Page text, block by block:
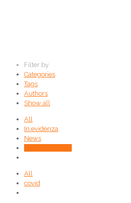
Filter by
Categories
Tags
Authors
Show all
All
In evidenza
News
All
covid